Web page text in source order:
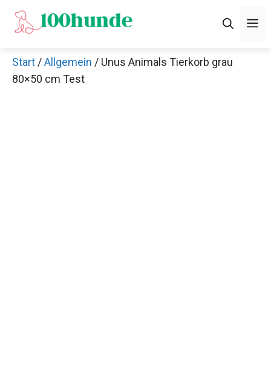
Zum
Inhalt
Start /Allgemein / Unus Animals Tierkorb grau
80×50 cm Test